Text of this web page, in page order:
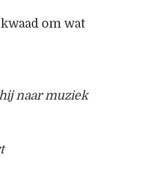
om wat
naar muziek